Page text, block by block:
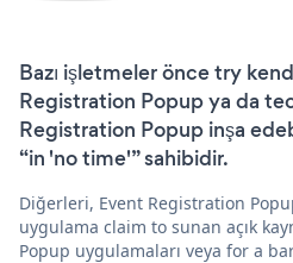
Bazı işletmeler önce try
Registration Popup ya da
Registration Popup inşa
“in 'no time'” sahibidir.
Diğerleri, Event Registration
uygulama claim to sunan açık
Popup uygulamaları veya for a